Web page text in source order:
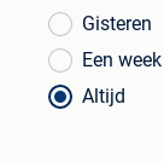
Gisteren
Een week
Altijd